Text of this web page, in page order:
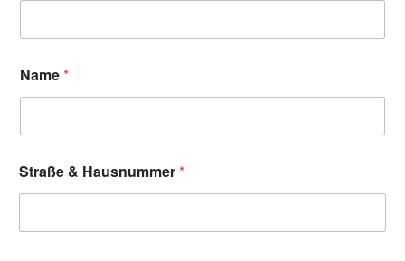
Name*
Straße & Hausnummer*